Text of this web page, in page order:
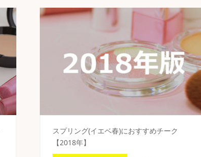
スプリング(イエベ春)におすすめチーク
【2018年】